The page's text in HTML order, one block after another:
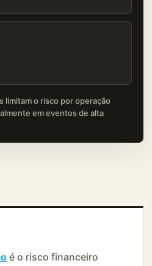
limitam o risco por operação
em eventos de alta
é o risco financeiro